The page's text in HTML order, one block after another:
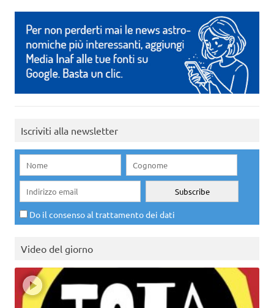
Iscriviti alla newsletter
Do il consenso al trattamento dei dati
Video del giorno